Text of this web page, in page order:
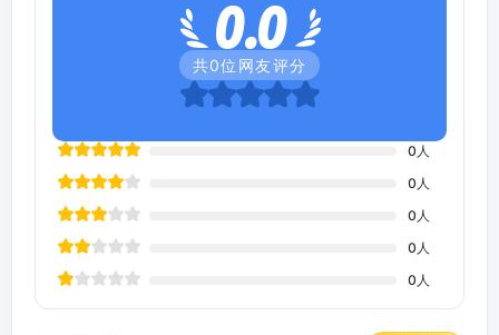
0.0
共0位网友评分
0 人
0 人
0 人
0 人
0 人